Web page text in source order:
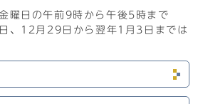
曜日の午前9時から午後5時まで
日、12月29日から翌年1月3日までは